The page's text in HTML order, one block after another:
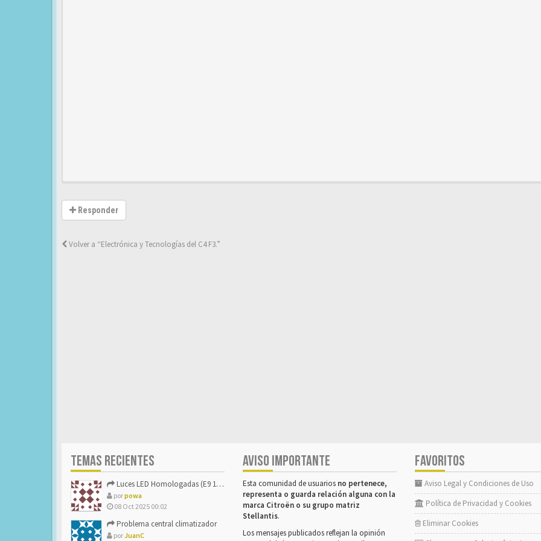
Responder
Volver a “Electrónica y Tecnologías del C4 F3.”
TEMAS RECIENTES
Luces LED Homologadas (E9 16785)
porpowa
08 Oct 2025 00:02
Problema central climatizador
porJuanC
AVISO IMPORTANTE
Esta comunidad de usuarios no pertenece,
representa o guarda relación alguna con la
marca Citroën o su grupo matriz
Stellantis.
Los mensajes publicados reflejan la opinión
FAVORITOS
Aviso Legal y Condiciones de Uso
Política de Privacidad y Cookies
Eliminar Cookies